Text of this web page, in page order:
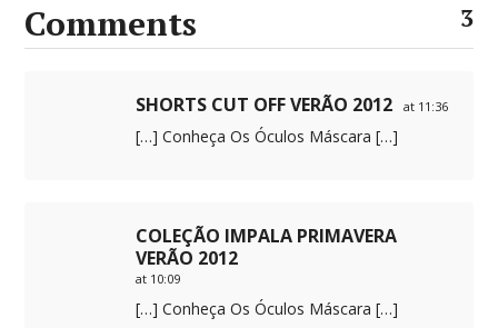
Comments 3
SHORTS CUT OFF VERÃO 2012 at 11:36
[…] Conheça Os Óculos Máscara […]
COLEÇÃO IMPALA PRIMAVERA
VERÃO 2012
at 10:09
[…] Conheça Os Óculos Máscara […]